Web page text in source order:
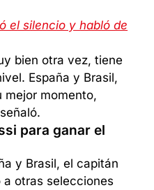
el silencio y habló de
bien otra vez, tiene
España y Brasil,
mejor momento,
para ganar el
y Brasil, el capitán
otras selecciones